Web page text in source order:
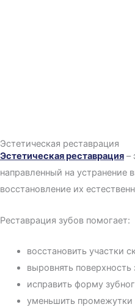
Эстетическая реставрация
Эстетическая реставрация –
направленный на устранение
восстановление их
Реставрация зубов помогает:
восстановить участки
выровнять поверхность
исправить форму
уменьшить